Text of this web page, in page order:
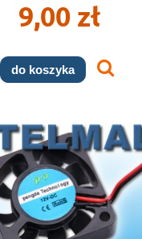
9,00 zł
do koszyka